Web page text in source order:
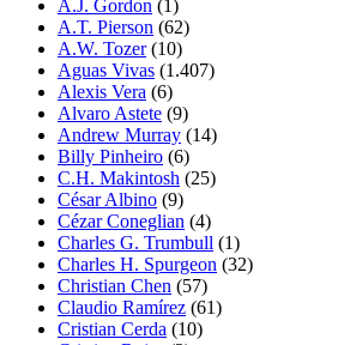
A.J. Gordon (1)
A.T. Pierson (62)
A.W. Tozer(10)
Aguas Vivas (1.407)
Alexis Vera (6)
Alvaro Astete (9)
Andrew Murray (14)
Billy Pinheiro (6)
C.H. Makintosh (25)
César Albino (9)
Cézar Coneglian (4)
Charles G. Trumbull (1)
Charles H. Spurgeon (32)
Christian Chen (57)
Claudio Ramírez (61)
Cristian Cerda (10)